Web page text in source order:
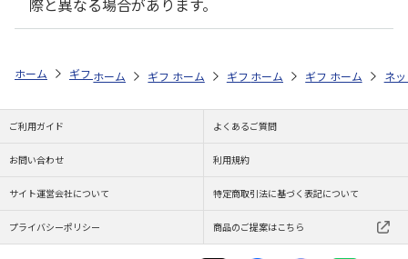
際と異なる場合があります。
ホーム ギフトストア お中元・夏ギフト特集 2026 ドリンク ＜
ホーム ギフトストア お中元・夏ギフト特集 2026
ホーム ギフトストア お中元・夏ギフト
ホーム ギフトストア お
ホーム ネ
ご利用ガイド よくあるご質問
お問い合わせ 利用規約
サイト運営会社について 特定商取引法に基づく表記について
プライバシーポリシー 商品のご提案はこちら